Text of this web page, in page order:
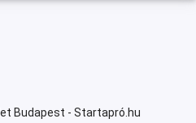
Budapest - Startapró.hu